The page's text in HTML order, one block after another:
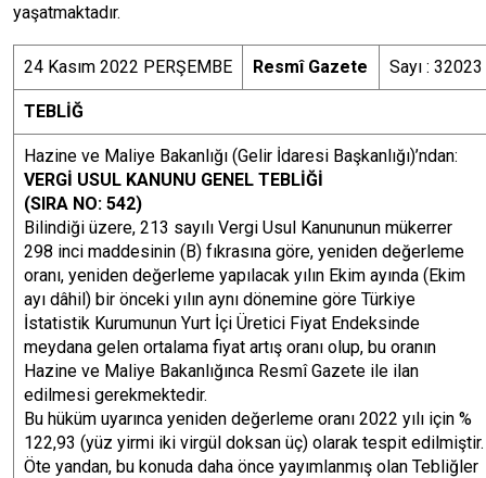
yaşatmaktadır.
24 Kasım 2022 PERŞEMBE Resmî Gazete Sayı : 32023
TEBLİĞ
Hazine ve Maliye Bakanlığı (Gelir İdaresi Başkanlığı)’ndan:
VERGİ USUL KANUNU GENEL TEBLİĞİ
(SIRA NO: 542)
Bilindiği üzere, 213 sayılı Vergi Usul Kanununun mükerrer
298 inci maddesinin (B) fıkrasına göre, yeniden değerleme
oranı, yeniden değerleme yapılacak yılın Ekim ayında (Ekim
ayı dâhil) bir önceki yılın aynı dönemine göre Türkiye
İstatistik Kurumunun Yurt İçi Üretici Fiyat Endeksinde
meydana gelen ortalama fiyat artış oranı olup, bu oranın
Hazine ve Maliye Bakanlığınca Resmî Gazete ile ilan
edilmesi gerekmektedir.
Bu hüküm uyarınca yeniden değerleme oranı 2022 yılı için %
122,93 (yüz yirmi iki virgül doksan üç) olarak tespit edilmiştir.
Öte yandan, bu konuda daha önce yayımlanmış olan Tebliğler